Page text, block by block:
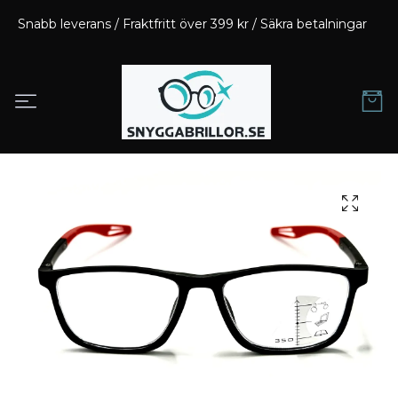
Snabb leverans / Fraktfritt över 399 kr / Säkra betalningar